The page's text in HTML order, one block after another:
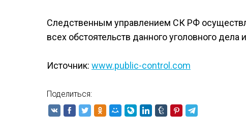
Следственным управлением СК РФ
всех обстоятельств данного уголовного
Источник: www.public-control.com
Поделиться: